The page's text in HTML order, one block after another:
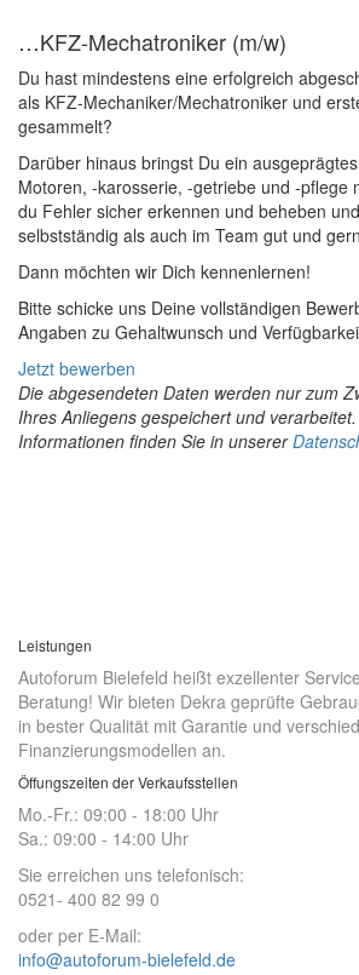
…KFZ-Mechatroniker (m/w)
Du hast mindestens eine erfolgreich
als KFZ-Mechaniker/Mechatroniker und
gesammelt?
Darüber hinaus bringst Du ein
Motoren, -karosserie, -getriebe und -pflege
du Fehler sicher erkennen und beheben
selbstständig als auch im Team gut und
Dann möchten wir Dich kennenlernen!
Bitte schicke uns Deine vollständigen
Angaben zu Gehaltwunsch und
Jetzt bewerben
Die abgesendeten Daten werden nur zum
Ihres Anliegens gespeichert und
Informationen finden Sie in unserer
Leistungen
Autoforum Bielefeld heißt exzellenter
Beratung! Wir bieten Dekra geprüfte
in bester Qualität mit Garantie und
Finanzierungsmodellen an.
Öffungszeiten der Verkaufsstellen
Mo.-Fr.: 09:00 - 18:00 Uhr
Sa.: 09:00 - 14:00 Uhr
Sie erreichen uns telefonisch:
0521- 400 82 99 0
oder per E-Mail:
info@autoforum-bielefeld.de